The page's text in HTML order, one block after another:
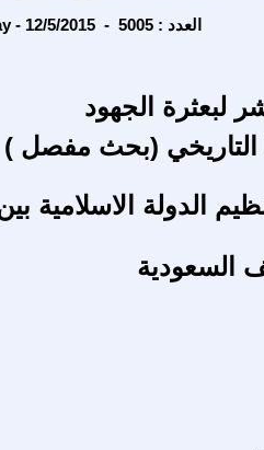
Saturday - 12/5/2015 - العدد : 5005
لبعثرة الجهود
التاريخي (بحث مفصل )
الدولة الاسلامية
السعودية